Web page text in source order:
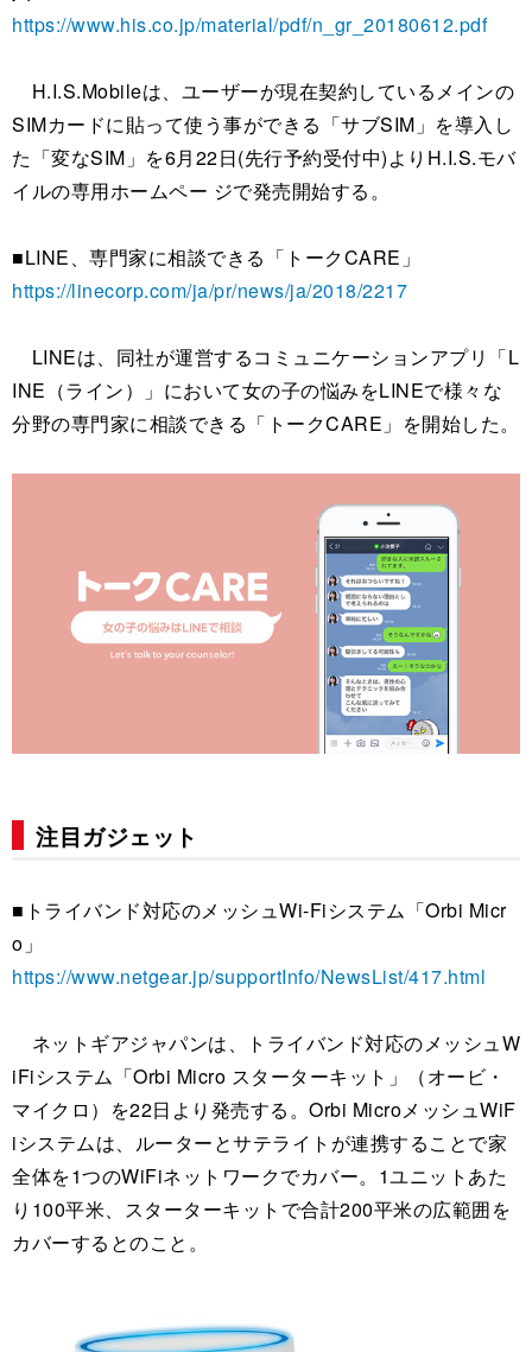
https://www.his.co.jp/material/pdf/n_gr_20180612.pdf
H.I.S.Mobileは、ユーザーが現在契約しているメインの
SIMカードに貼って使う事ができる「サブSIM」を導入し
た「変なSIM」を6月22日(先行予約受付中)よりH.I.S.モバ
イルの専用ホームペー ジで発売開始する。
■LINE、専門家に相談できる「トークCARE」
https://linecorp.com/ja/pr/news/ja/2018/2217
LINEは、同社が運営するコミュニケーションアプリ「L
INE（ライン）」において女の子の悩みをLINEで様々な
分野の専門家に相談できる「トークCARE」を開始した。
注目ガジェット
■トライバンド対応のメッシュWi-Fiシステム「Orbi Micr
o」
https://www.netgear.jp/supportInfo/NewsList/417.html
ネットギアジャパンは、トライバンド対応のメッシュW
iFiシステム「Orbi Micro スターターキット」（オービ・
マイクロ）を22日より発売する。Orbi MicroメッシュWiF
iシステムは、ルーターとサテライトが連携することで家
全体を1つのWiFiネットワークでカバー。1ユニットあた
り100平米、スターターキットで合計200平米の広範囲を
カバーするとのこと。